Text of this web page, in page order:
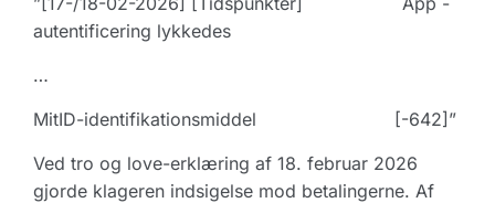
autentificering lykkedes
…
MitID-identifikationsmiddel [-642]”
Ved tro og love-erklæring af 18. februar 2026
gjorde klageren indsigelse mod betalingerne. Af